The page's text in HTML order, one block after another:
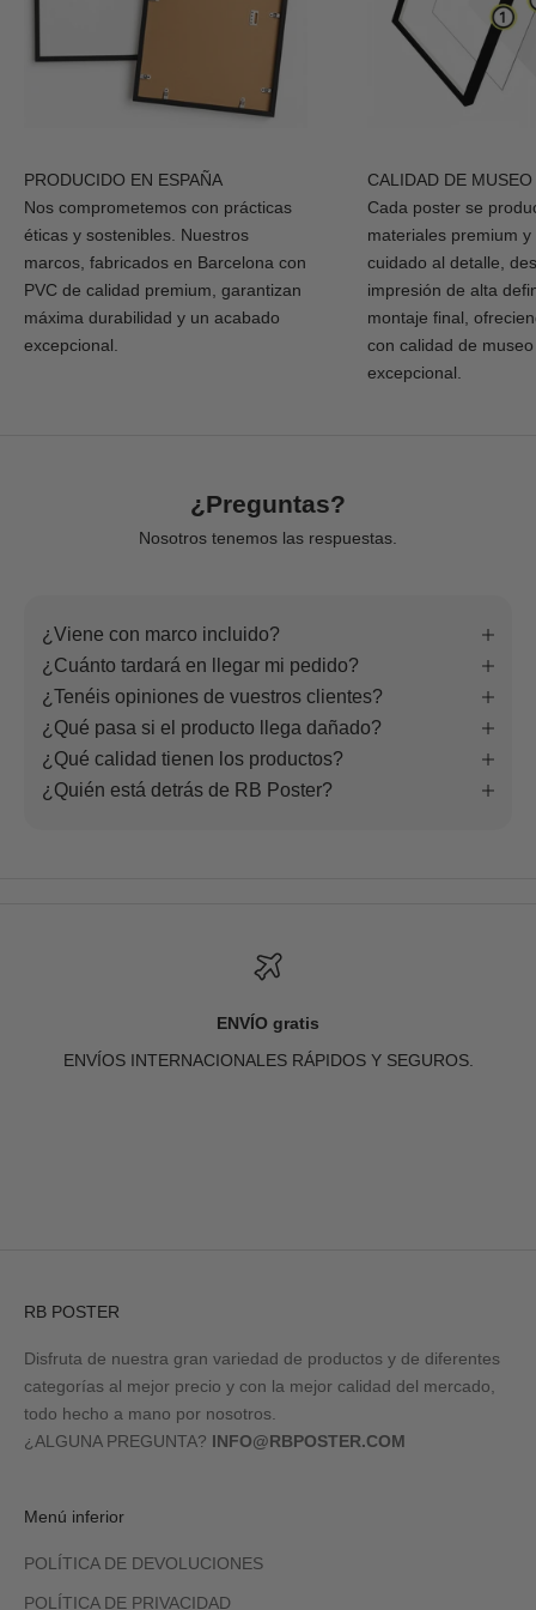
PRODUCIDO EN ESPAÑA
Nos comprometemos con prácticas
éticas y sostenibles. Nuestros
marcos, fabricados en Barcelona con
PVC de calidad premium, garantizan
máxima durabilidad y un acabado
excepcional.
CALIDAD DE MUSEO
Cada poster se
materiales premium
cuidado al detalle,
impresión de alta
montaje final,
con calidad de
excepcional.
¿Preguntas?
Nosotros tenemos las respuestas.
¿Viene con marco incluido?
¿Cuánto tardará en llegar mi pedido?
¿Tenéis opiniones de vuestros clientes?
¿Qué pasa si el producto llega dañado?
¿Qué calidad tienen los productos?
¿Quién está detrás de RB Poster?
ENVÍO gratis
ENVÍOS INTERNACIONALES RÁPIDOS Y SEGUROS.
RB POSTER
Disfruta de nuestra gran variedad de productos y de diferentes
categorías al mejor precio y con la mejor calidad del mercado,
todo hecho a mano por nosotros.
¿ALGUNA PREGUNTA? INFO@RBPOSTER.COM
Menú inferior
POLÍTICA DE DEVOLUCIONES
POLÍTICA DE PRIVACIDAD